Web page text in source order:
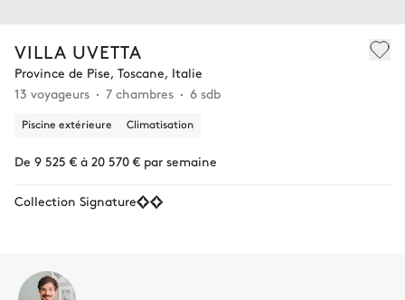
VILLA UVETTA
Province de Pise, Toscane, Italie
13 voyageurs
7 chambres 6 sdb
Piscine extérieure Climatisation
De 9 525 € à 20 570 € par semaine
Collection Signature